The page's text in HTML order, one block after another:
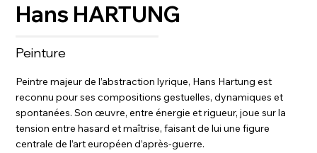
Hans HARTUNG
Peinture
Peintre majeur de l’abstraction lyrique, Hans Hartung est
reconnu pour ses compositions gestuelles, dynamiques et
spontanées. Son œuvre, entre énergie et rigueur, joue sur la
tension entre hasard et maîtrise, faisant de lui une figure
centrale de l’art européen d’après-guerre.